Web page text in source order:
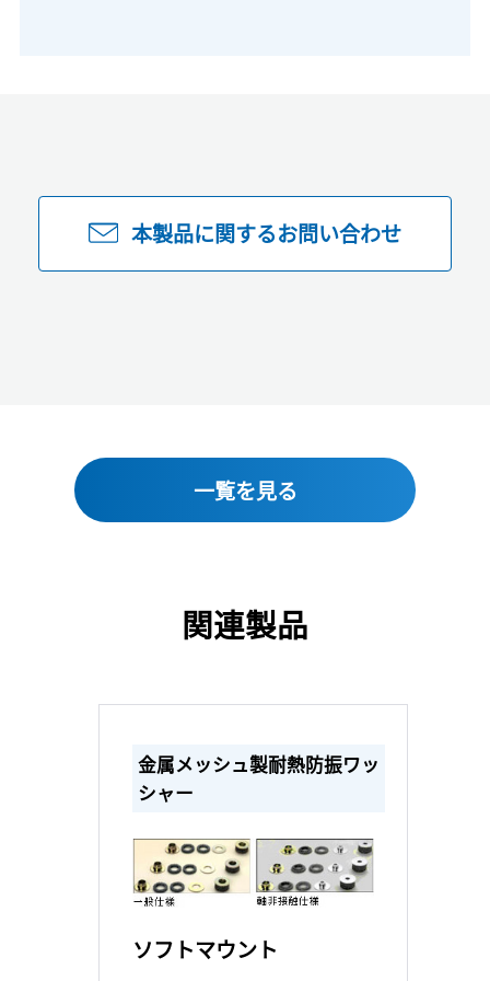
本製品に関するお問い合わせ
一覧を見る
関連製品
金属メッシュ製耐熱防振ワッ
シャー
ソフトマウント